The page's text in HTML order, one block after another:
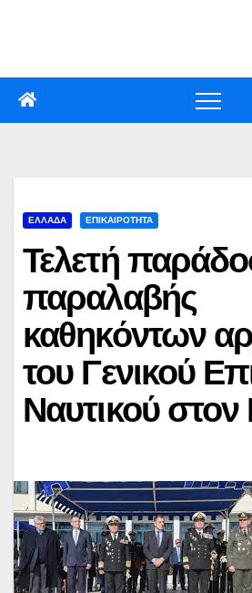
ΕΛΛΑΔΑ ΕΠΙΚΑΙΡΟΤΗΤΑ
Τελετή
παραλαβής
καθηκόντων
του Γενικού
Ναυτικού στον